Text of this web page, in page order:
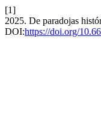
[1]
2025. De paradojas
DOI:https://doi.org/